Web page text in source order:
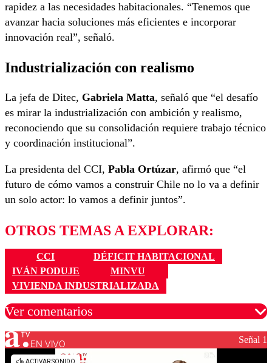
rapidez a las necesidades habitacionales. “Tenemos que
avanzar hacia soluciones más eficientes e incorporar
innovación real”, señaló.
Industrialización con realismo
La jefa de Ditec, Gabriela Matta, señaló que “el desafío
es mirar la industrialización con ambición y realismo,
reconociendo que su consolidación requiere trabajo técnico
y coordinación institucional”.
La presidenta del CCI, Pabla Ortúzar, afirmó que “el
futuro de cómo vamos a construir Chile no lo va a definir
un solo actor: lo vamos a definir juntos”.
OTROS TEMAS A EXPLORAR:
CCI
DÉFICIT HABITACIONAL
IVÁN PODUJE
MINVU
VIVIENDA INDUSTRIALIZADA
Ver comentarios
Los comentarios son moderados para garantizar un
EN VIVO Señal 1